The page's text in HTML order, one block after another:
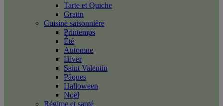
Tarte et Quiche
Gratin
Cuisine saisonnière
Printemps
Été
Automne
Hiver
Saint Valentin
Pâques
Halloween
Noël
Régime et santé